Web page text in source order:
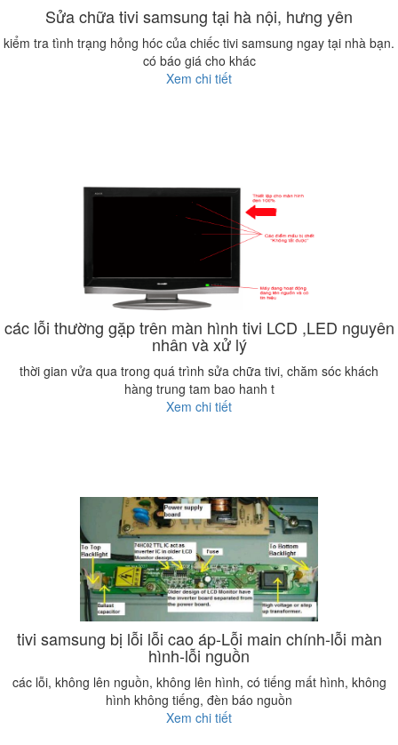
Sửa chữa tivi samsung tại hà nội, hưng yên
kiểm tra tình trạng hỏng hóc của chiếc tivi samsung ngay tại nhà bạn.
có báo giá cho khác
Xem chi tiết
các lỗi thường gặp trên màn hình tivi LCD ,LED nguyên
nhân và xử lý
thời gian vửa qua trong quá trình sửa chữa tivi, chăm sóc khách
hàng trung tam bao hanh t
Xem chi tiết
tivi samsung bị lỗi lỗi cao áp-Lỗi main chính-lỗi màn
hình-lỗi nguồn
các lỗi, không lên nguồn, không lên hình, có tiếng mất hình, không
hình không tiếng, đèn báo nguồn
Xem chi tiết